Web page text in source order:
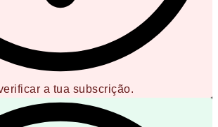
a tua subscrição.